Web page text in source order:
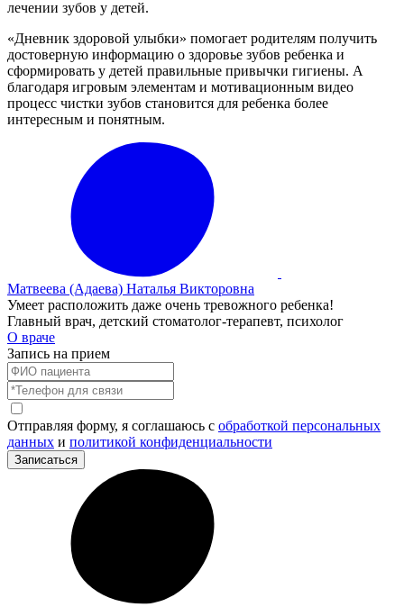
лечении зубов у детей.
«Дневник здоровой улыбки» помогает родителям получить
достоверную информацию о здоровье зубов ребенка и
сформировать у детей правильные привычки гигиены. А
благодаря игровым элементам и мотивационным видео
процесс чистки зубов становится для ребенка более
интересным и понятным.
Матвеева (Адаева) Наталья Викторовна
Умеет расположить даже очень тревожного ребенка!
Главный врач, детский стоматолог-терапевт, психолог
О враче
Запись на прием
Отправляя форму, я соглашаюсь с обработкой персональных
данных и политикой конфиденциальности
Записаться